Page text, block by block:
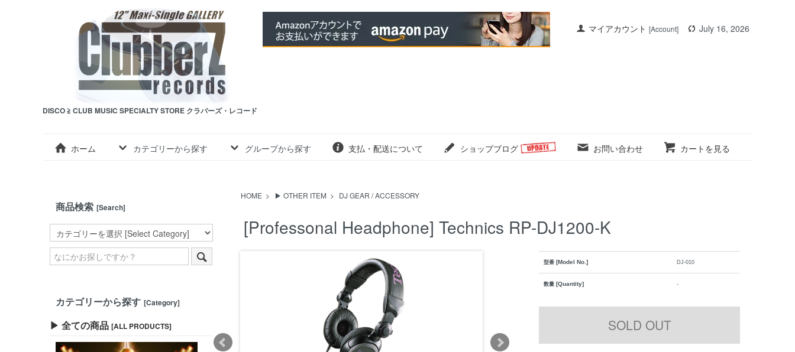
マイアカウント [Account] July 16, 2026
DISCO ≧ CLUB MUSIC SPECIALTY STORE クラバーズ・レコード
ホーム カテゴリーから探す グループから探す 支払・配送について ショップブログ お問い合わせ カートを見る
HOME > ▶ OTHER ITEM > DJ GEAR / ACCESSORY
[Professonal Headphone] Technics RP-DJ1200-K
型番 [Model No.] DJ-010
数量 [Quantity] -
商品検索 [Search]
カテゴリーから探す [Category]
▶ 全ての商品 [ALL PRODUCTS]